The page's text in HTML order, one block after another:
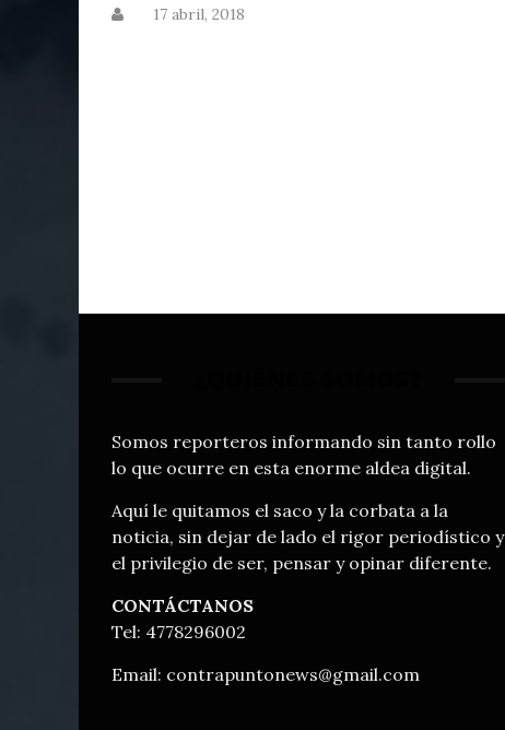
17 abril, 2018
Somos reporteros informando sin tanto rollo
lo que ocurre en esta enorme aldea digital.
Aquí le quitamos el saco y la corbata a la
noticia, sin dejar de lado el rigor periodístico y
el privilegio de ser, pensar y opinar diferente.
CONTÁCTANOS
Tel: 4778296002
Email: contrapuntonews@gmail.com